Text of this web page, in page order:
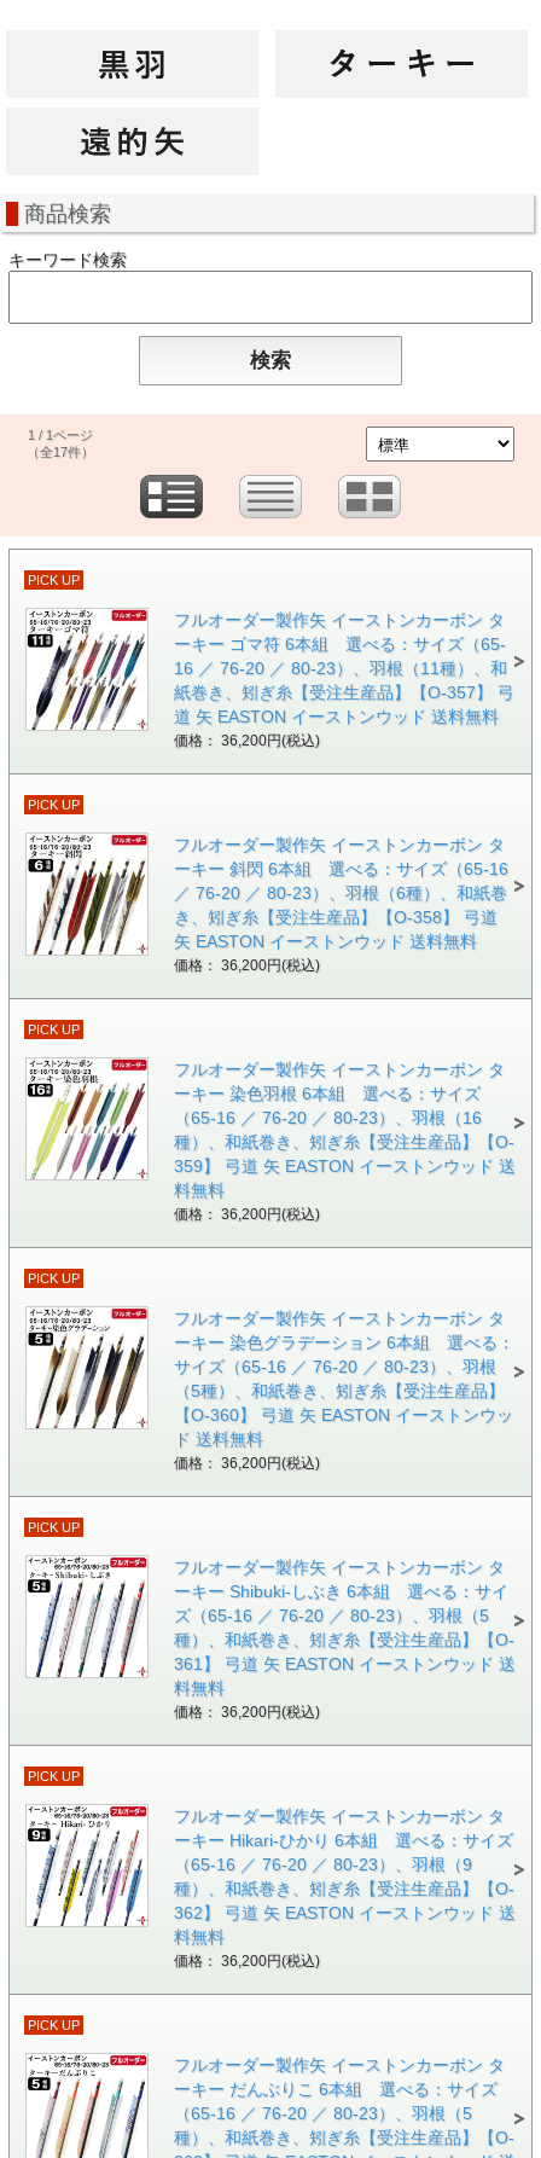
商品検索
キーワード検索
1 / 1ページ
（全17件）
PICK UP
フルオーダー製作矢 イーストンカーボン タ
ーキー ゴマ符 6本組 選べる：サイズ（65-
16 ／ 76-20 ／ 80-23）、羽根（11種）、和
紙巻き、矧ぎ糸【受注生産品】【O-357】 弓
道 矢 EASTON イーストンウッド 送料無料
価格： 36,200円(税込)
PICK UP
フルオーダー製作矢 イーストンカーボン タ
ーキー 斜閃 6本組 選べる：サイズ（65-16
／ 76-20 ／ 80-23）、羽根（6種）、和紙巻
き、矧ぎ糸【受注生産品】【O-358】 弓道
矢 EASTON イーストンウッド 送料無料
価格： 36,200円(税込)
PICK UP
フルオーダー製作矢 イーストンカーボン タ
ーキー 染色羽根 6本組 選べる：サイズ
（65-16 ／ 76-20 ／ 80-23）、羽根（16
種）、和紙巻き、矧ぎ糸【受注生産品】【O-
359】 弓道 矢 EASTON イーストンウッド 送
料無料
価格： 36,200円(税込)
PICK UP
フルオーダー製作矢 イーストンカーボン タ
ーキー 染色グラデーション 6本組 選べる：
サイズ（65-16 ／ 76-20 ／ 80-23）、羽根
（5種）、和紙巻き、矧ぎ糸【受注生産品】
【O-360】 弓道 矢 EASTON イーストンウッ
ド 送料無料
価格： 36,200円(税込)
PICK UP
フルオーダー製作矢 イーストンカーボン タ
ーキー Shibuki-しぶき 6本組 選べる：サイ
ズ（65-16 ／ 76-20 ／ 80-23）、羽根（5
種）、和紙巻き、矧ぎ糸【受注生産品】【O-
361】 弓道 矢 EASTON イーストンウッド 送
料無料
価格： 36,200円(税込)
PICK UP
フルオーダー製作矢 イーストンカーボン タ
ーキー Hikari-ひかり 6本組 選べる：サイズ
（65-16 ／ 76-20 ／ 80-23）、羽根（9
種）、和紙巻き、矧ぎ糸【受注生産品】【O-
362】 弓道 矢 EASTON イーストンウッド 送
料無料
価格： 36,200円(税込)
PICK UP
フルオーダー製作矢 イーストンカーボン タ
ーキー だんぶりこ 6本組 選べる：サイズ
（65-16 ／ 76-20 ／ 80-23）、羽根（5
種）、和紙巻き、矧ぎ糸【受注生産品】【O-